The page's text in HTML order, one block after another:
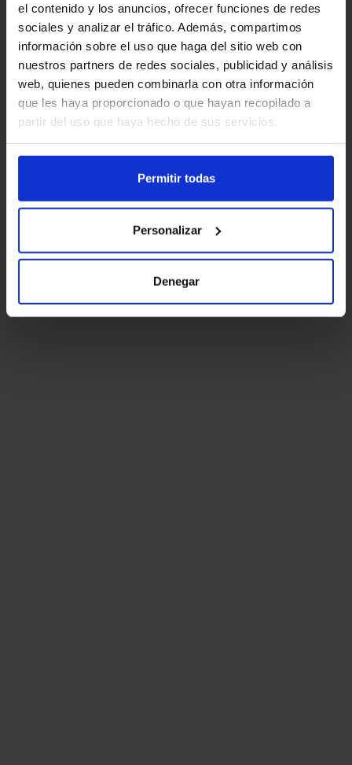
el contenido y los anuncios, ofrecer funciones de redes
sociales y analizar el tráfico. Además, compartimos
información sobre el uso que haga del sitio web con
nuestros partners de redes sociales, publicidad y análisis
web, quienes pueden combinarla con otra información
que les haya proporcionado o que hayan recopilado a
partir del uso que haya hecho de sus servicios.
Permitir todas
Personalizar
Denegar